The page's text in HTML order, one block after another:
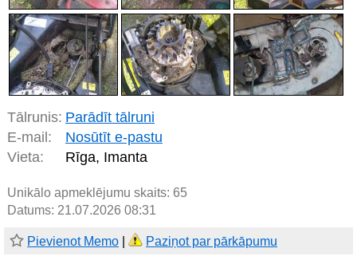
Tālrunis: Parādīt tālruni
E-mail:
Nosūtīt e-pastu
Vieta:
Rīga, Imanta
Unikālo apmeklējumu skaits: 65
Datums: 21.07.2026 08:31
Pievienot Memo Paziņot par pārkāpumu